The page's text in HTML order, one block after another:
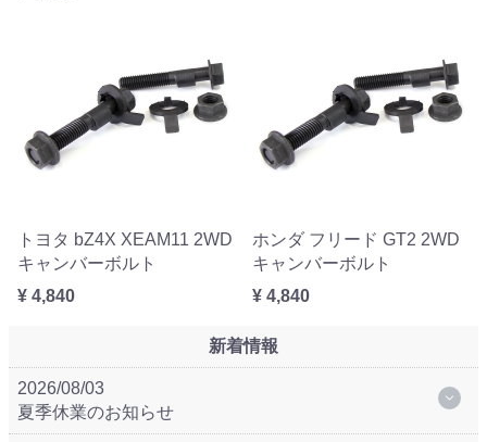
トヨタ bZ4X XEAM11 2WD
キャンバーボルト
¥ 4,840
ホンダ フリード GT2 2WD
キャンバーボルト
¥ 4,840
新着情報
2026/08/03
夏季休業のお知らせ